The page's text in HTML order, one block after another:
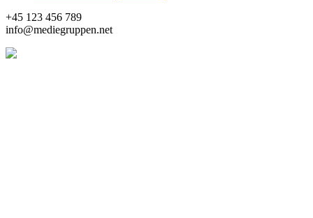
+45 123 456 789
info@mediegruppen.net